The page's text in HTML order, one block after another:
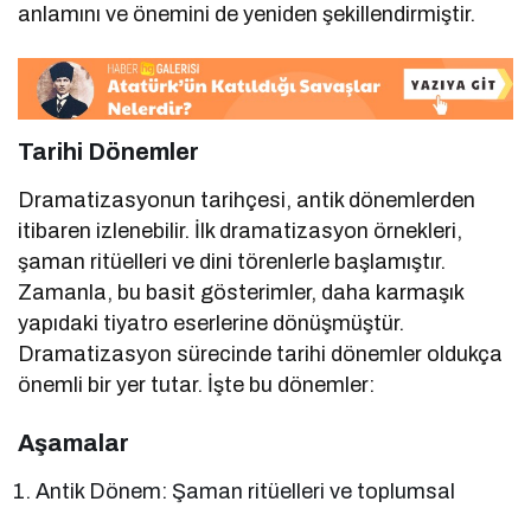
anlamını ve önemini de yeniden şekillendirmiştir.
Tarihi Dönemler
Dramatizasyonun tarihçesi, antik dönemlerden
itibaren izlenebilir. İlk dramatizasyon örnekleri,
şaman ritüelleri ve dini törenlerle başlamıştır.
Zamanla, bu basit gösterimler, daha karmaşık
yapıdaki tiyatro eserlerine dönüşmüştür.
Dramatizasyon sürecinde tarihi dönemler oldukça
önemli bir yer tutar. İşte bu dönemler:
Aşamalar
Antik Dönem: Şaman ritüelleri ve toplumsal